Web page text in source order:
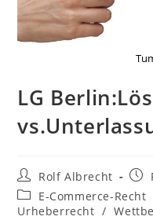
LG
Beitrags-
Autor:
Rolf Albrecht
Beitrags-
Kategorie:
E-Commerce-Recht
Urheberrecht /